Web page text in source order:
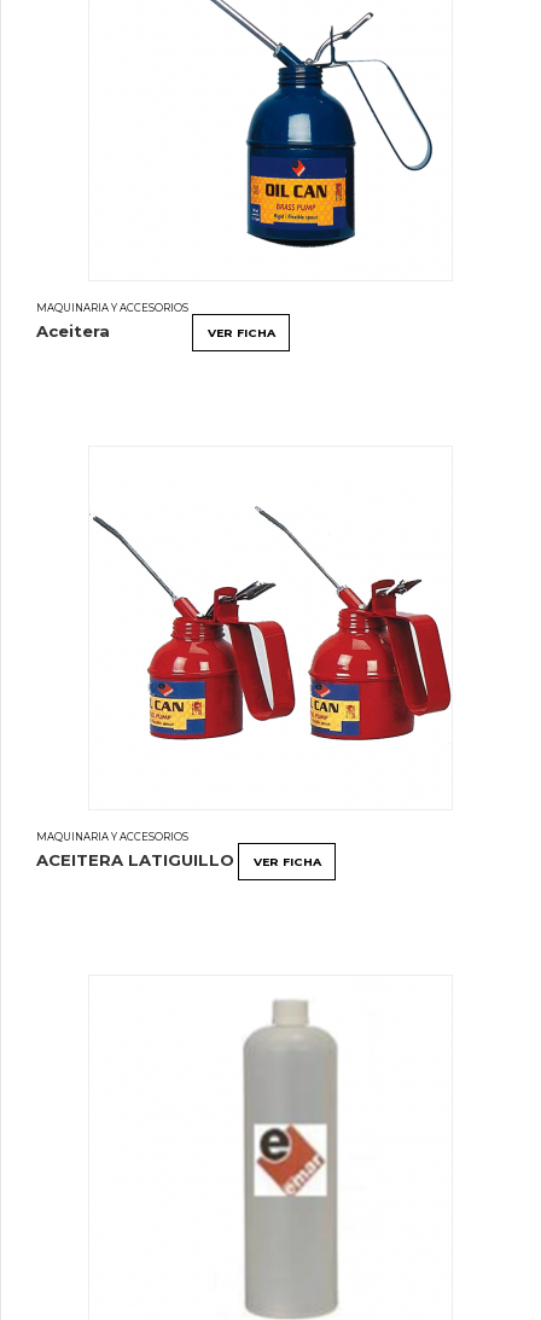
MAQUINARIA Y ACCESORIOS
Aceitera VER FICHA
MAQUINARIA Y ACCESORIOS
ACEITERA LATIGUILLO VER FICHA